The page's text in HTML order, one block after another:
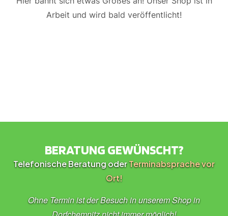
Arbeit und wird bald veröffentlicht!
BERATUNG GEWÜNSCHT?
Telefonische Beratung oderTerminabsprache vor
Ort!
Ohne Termin ist der Besuch in unserem Shop in